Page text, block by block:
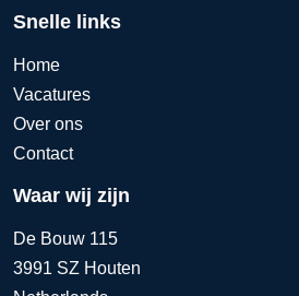
Snelle links
Home
Vacatures
Over ons
Contact
Waar wij zijn
De Bouw 115
3991 SZ Houten